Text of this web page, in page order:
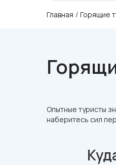
Главная / Горящие
Опытные туристы
наберитесь сил